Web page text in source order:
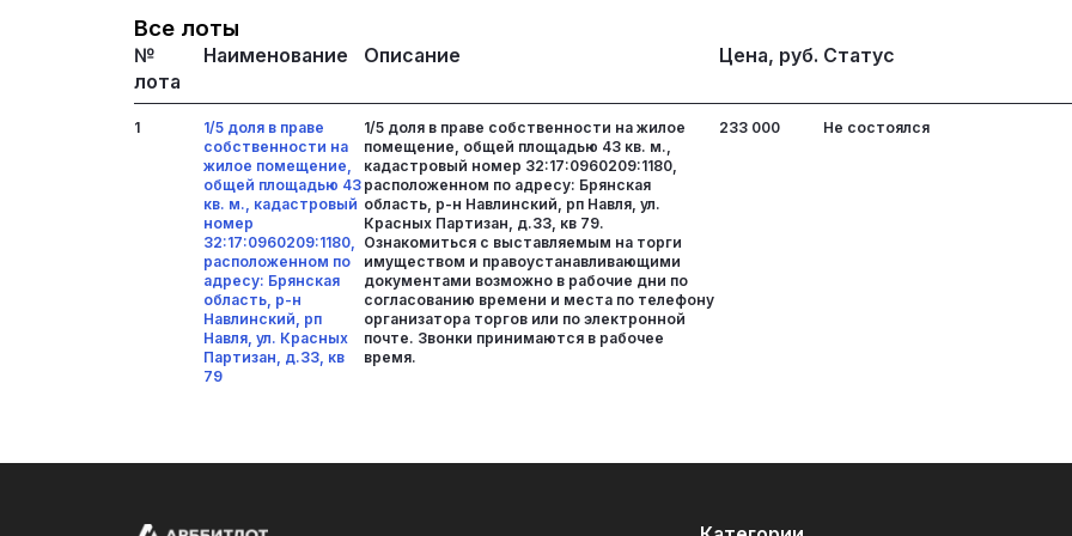
Все лоты
№
лота
Наименование Описание Цена, руб. Статус
1
1/5 доля в праве
собственности на
жилое помещение,
общей площадью 43
кв. м., кадастровый
номер
32:17:0960209:1180,
расположенном по
адресу: Брянская
область, р-н
Навлинский, рп
Навля, ул. Красных
Партизан, д.33, кв
79
1/5 доля в праве собственности на жилое
помещение, общей площадью 43 кв. м.,
кадастровый номер 32:17:0960209:1180,
расположенном по адресу: Брянская
область, р-н Навлинский, рп Навля, ул.
Красных Партизан, д.33, кв 79.
Ознакомиться с выставляемым на торги
имуществом и правоустанавливающими
документами возможно в рабочие дни по
согласованию времени и места по телефону
организатора торгов или по электронной
почте. Звонки принимаются в рабочее
время.
233 000 Не состоялся